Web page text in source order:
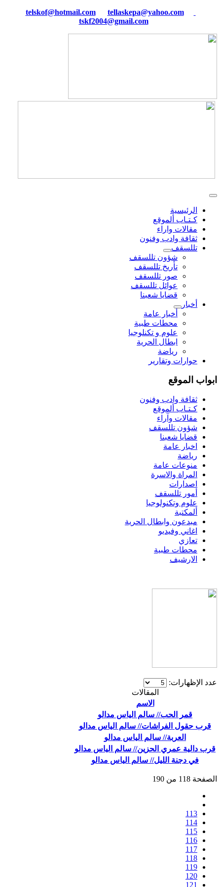
tellaskepa@yahoo.com
tskf2004@gmail.com
الرئيسية
كـتـاب ألموقع
مقالات واراء
ثقافة وادب وفنون
تللسقف
شؤون تللسقف
تأريخ تللسقف
صور تللسقف
عوائل تللسقف
قضايا شعبنا
أخبار
أخبار عامة
محطات طبية
علوم و تکنلوجیا
ابطال الحرية
رياضة
حوارات وتقارير
ابواب الموقع
ثقافة وادب وفنون
كـتـاب ألموقع
مقالات وآراء
شؤون تللسقف
قضايا شعبنا
اخبار عامة
رياضة
منوعات عامة
المراة والاسرة
اصدارات
أمور تللسقف
علوم وتكنولوجيا
ألمكتبة
مبدعون وابطال الحرية
اغاني وفيديو
تعازي
محطات طبية
الارشيف
عدد الإظهارات:
المقالات
الاسم
قمر الحب// سالم الياس مدالو
قرب حقول الفراشات// سالم الياس مدالو
العربة// سالم الياس مدالو
قرب دالية عمري الحزين// سالم الياس مدالو
في دجنة الليل// سالم الياس مدالو
الصفحة 118 من 190
113
114
115
116
117
118
119
120
121